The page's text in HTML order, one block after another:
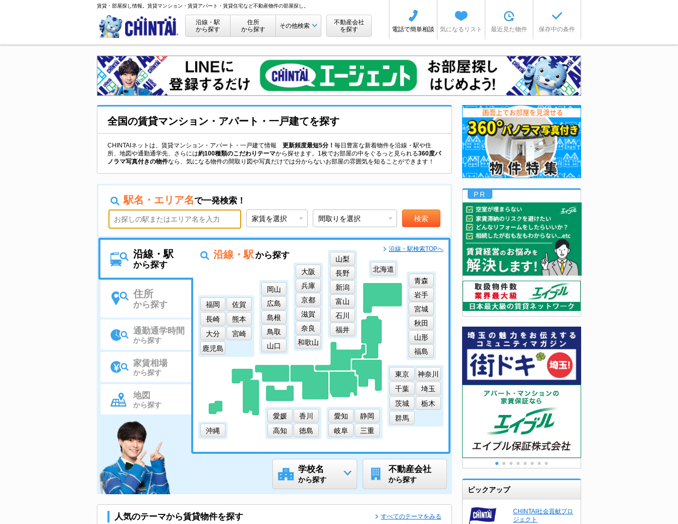
賃貸・部屋探し情報。賃貸マンション・賃貸アパート・賃貸住宅など不動産物件の部屋探し。
沿線・駅
から探す
住所
から探す
その他検索
不動産会社
を探す
電話で簡単相談 気になるリスト 最近見た物件 保存中の条件
全国の賃貸マンション・アパート・一戸建てを探す
CHINTAIネットは、賃貸マンション・アパート・一戸建て情報 更新頻度最短5分！ 毎日豊富な新着物件を沿線・駅や住
所、地図や通勤通学先、さらには約100種類のこだわりテーマから探せます。1枚でお部屋の中をぐるっと見られる360度パ
ノラマ写真付きの物件なら、気になる物件の間取り図や写真だけでは分からないお部屋の雰囲気を知ることができます！
駅名・エリア名で一発検索！
沿線・駅
から探す
住所
から探す
通勤通学時間
から探す
家賃相場
から探す
地図
から探す
沿線・駅 から探す
沿線・駅検索TOPへ
北海道
青森
岩手
宮城
秋田
山形
福島
東京
神奈川
千葉
埼玉
茨城
栃木
群馬
山梨
長野
新潟
富山
石川
福井
愛知
静岡
岐阜
三重
大阪
兵庫
京都
滋賀
奈良
和歌山
岡山
広島
島根
鳥取
山口
愛媛
香川
高知
徳島
福岡
佐賀
長崎
熊本
大分
宮崎
鹿児島
沖縄
学校名
から探す
不動産会社
から探す
人気のテーマから賃貸物件を探す すべてのテーマをみる
PR
ピックアップ
CHINTAI社会貢献プロ
ジェクト